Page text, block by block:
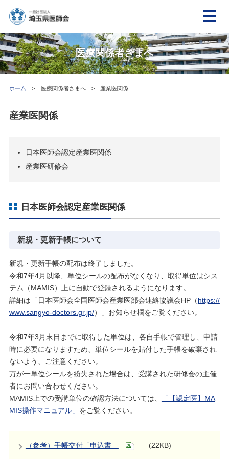
医療関係者さまへ
ホーム 医療関係者さまへ 産業医関係
産業医関係
日本医師会認定産業医関係
産業医研修会
日本医師会認定産業医関係
新規・更新手帳について
新規・更新手帳の配布は終了しました。
令和7年4月以降、単位シールの配布がなくなり、取得単位はシス
テム（MAMIS）上に自動で登録されるようになります。
詳細は「日本医師会全国医師会産業医部会連絡協議会HP（https://
www.sangyo-doctors.gr.jp/）」お知らせ欄をご覧ください。
令和7年3月末日までに取得した単位は、各自手帳で管理し、申請
時に必要になりますため、単位シールを貼付した手帳を破棄され
ないよう、ご注意ください。
万が一単位シールを紛失された場合は、受講された研修会の主催
者にお問い合わせください。
MAMIS上での受講単位の確認方法については、
「【認定医】MA
MIS操作マニュアル」 をご覧ください。
（参考）手帳交付「申込書」 (22KB)